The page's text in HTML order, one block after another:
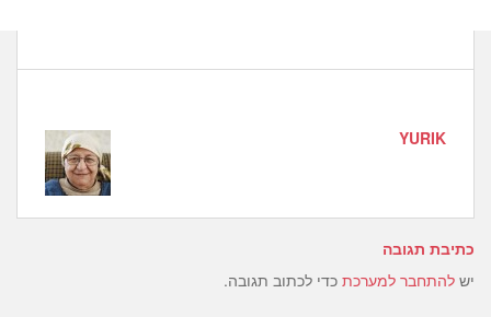
YURIK
כתיבת תגובה
יש להתחבר למערכת כדי לכתוב תגובה.